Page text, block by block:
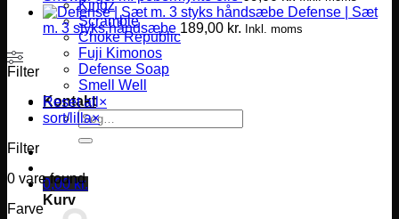
Kingz
Scramble
Choke Republic
Fuji Kimonos
Defense Soap
Smell Well
Kontakt
Søg
efter:
0,00 kr.
Kurv
Defense | Sæt
m. 3 styks håndsæbe 189,00 kr. Inkl. moms
Filter
Reset all ×
sort/lilla×
Filter
0 vare found
Farve